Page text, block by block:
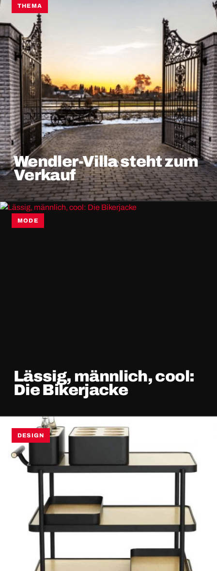
THEMA
Wendler-Villa steht zum
Verkauf
MODE
Lässig, männlich, cool:
Die Bikerjacke
DESIGN